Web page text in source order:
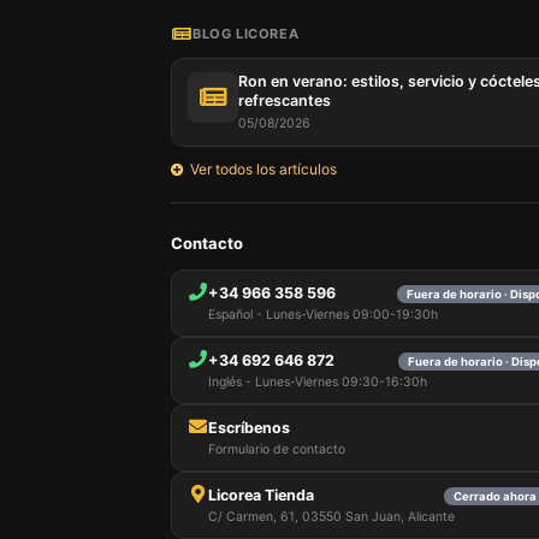
BLOG LICOREA
Ron en verano: estilos, servicio y
refrescantes
05/08/2026
Ver todos los artículos
Contacto
+34 966 358 596 Fuera de horario ·
Español - Lunes-Viernes 09:00-19:30h
+34 692 646 872 Fuera de horario ·
Inglés - Lunes-Viernes 09:30-16:30h
Escríbenos
Formulario de contacto
Licorea Tienda Cerrado ahora
C/ Carmen, 61, 03550 San Juan, Alicante
por
que
para
carrito